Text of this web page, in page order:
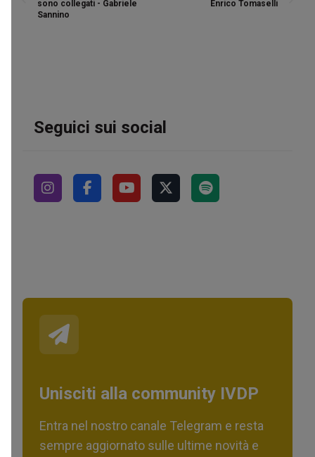
sono collegati - Gabriele
Sannino
Enrico Tomaselli
Seguici sui social
Unisciti alla community IVDP
Entra nel nostro canale Telegram e resta
sempre aggiornato sulle ultime novità e